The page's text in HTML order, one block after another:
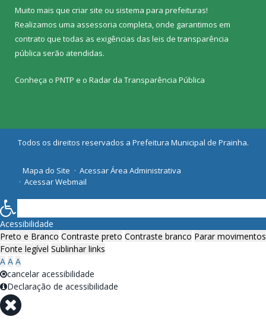
Muito mais que criar site ou sistema para prefeituras!
Realizamos uma assessoria completa, onde garantimos em
contrato que todas as exigências das leis de transparência
pública serão atendidas.
Conheça o PNTP e o Radar da Transparência Pública
Todos os direitos reservados a Prefeitura Municipal de Prainha.
Mapa do Site
Acessar Área Administrativa
Acessar Webmail
Acessibilidade
Preto e Branco Contraste preto Contraste branco Parar movimentos
Fonte legível Sublinhar links
A A A
cancelar acessibilidade
Declaração de acessibilidade